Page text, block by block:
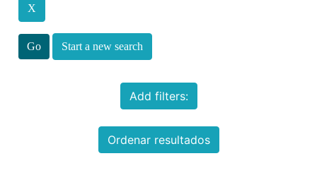
Start a new search
Add filters:
Ordenar resultados